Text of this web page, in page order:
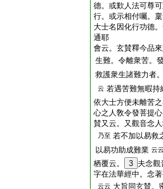
德。或歎人法可尊
行。或示相付囑。
大士名因化行功德
通耶
會云。玄賛釋今品
生難。令離衆苦。
救護衆生諸難力者
云 若遇苦難無暇持
依大士方便未離苦
心之人敎令發菩提
賛又云。又觀音念
乃至 若不加以易救
以易功助成難業 云
栖覆云。 3 夫念觀
字在法華經中。念
云云 大旨同玄賛。